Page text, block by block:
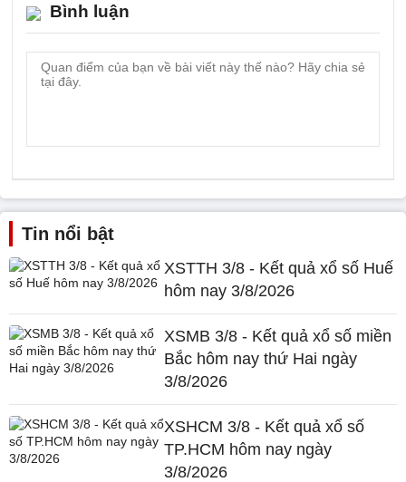
Bình luận
Tin nổi bật
XSTTH 3/8 - Kết quả xổ số Huế
hôm nay 3/8/2026
XSMB 3/8 - Kết quả xổ số miền
Bắc hôm nay thứ Hai ngày
3/8/2026
XSHCM 3/8 - Kết quả xổ số
TP.HCM hôm nay ngày
3/8/2026